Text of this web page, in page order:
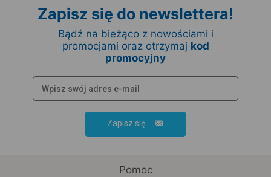
Zapisz się do newslettera!
Bądź na bieżąco z nowościami i
promocjami oraz otrzymaj kod
promocyjny
Zapisz się
Pomoc